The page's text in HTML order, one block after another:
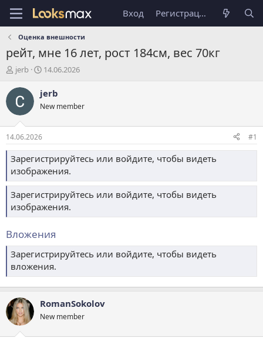
Вход Регистрация
Оценка внешности
рейт, мне 16 лет, рост 184см, вес 70кг
А
т
о
т
е
м
ы
jerb
Д
т
н
а
л
а
14.06.2026
jerb
New member
14.06.2026 #1
Зарегистрируйтесь или войдите, чтобы видеть
изображения.
Зарегистрируйтесь или войдите, чтобы видеть
изображения.
Вложения
Зарегистрируйтесь или войдите, чтобы видеть
вложения.
RomanSokolov
New member